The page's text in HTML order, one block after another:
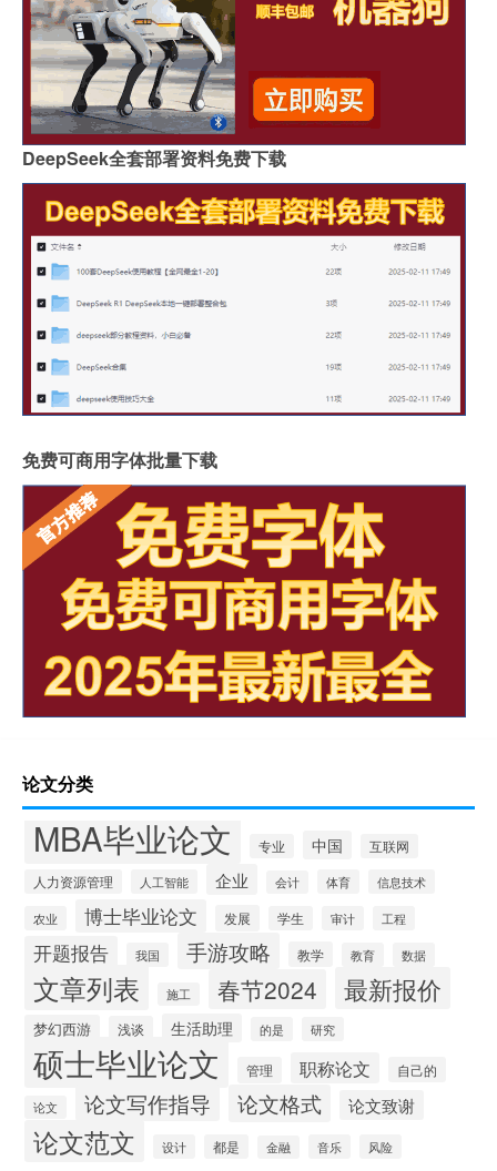
DeepSeek全套部署资料免费下载
免费可商用字体批量下载
论文分类
MBA毕业论文 专业 中国
互联网
人力资源管理
人工智能 企业 会计 体育 信息技术
农业 博士毕业论文 发展 学生 审计 工程
开题报告 我国 手游攻略 教学 教育 数据
文章列表 施工 春节2024 最新报价
梦幻西游 浅谈 生活助理 的是 研究
硕士毕业论文 管理 职称论文 自己的
论文 论文写作指导 论文格式 论文致谢
论文范文 设计 都是 金融 音乐 风险